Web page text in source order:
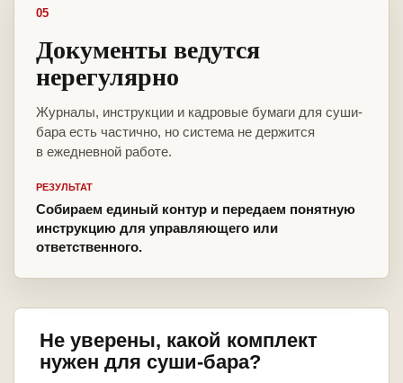
05
Документы ведутся
нерегулярно
Журналы, инструкции и кадровые бумаги для суши-
бара есть частично, но система не держится
в ежедневной работе.
РЕЗУЛЬТАТ
Собираем единый контур и передаем понятную
инструкцию для управляющего или
ответственного.
Не уверены, какой комплект
нужен для суши-бара?